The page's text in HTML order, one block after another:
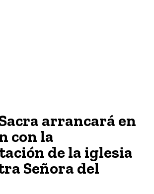
arrancará en
con la
de la iglesia
Señora del